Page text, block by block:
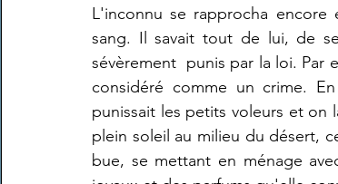
L'inconnu se rapprocha
sang. Il savait tout de lui, de
sévèrement  punis par la loi.
considéré comme un crime.
punissait les petits voleurs et on
plein soleil au milieu du désert,
bue, se mettant en ménage